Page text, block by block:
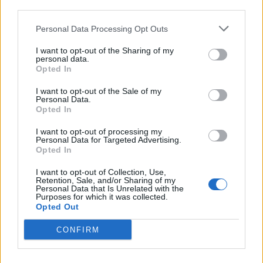
Personal Data Processing Opt Outs
I want to opt-out of the Sharing of my
personal data.
Opted In
I want to opt-out of the Sale of my
Personal Data.
Opted In
I want to opt-out of processing my
Personal Data for Targeted Advertising.
Opted In
I want to opt-out of Collection, Use,
Retention, Sale, and/or Sharing of my
Personal Data that Is Unrelated with the
Purposes for which it was collected.
Opted Out
CONFIRM
ΣΧΕΤΙΚΑ ΑΡΘΡΑ
ΚΟΣΜΟΣ
Ομάν: «Θετικές οι συνομιλίες με το